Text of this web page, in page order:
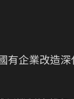
有企業改造